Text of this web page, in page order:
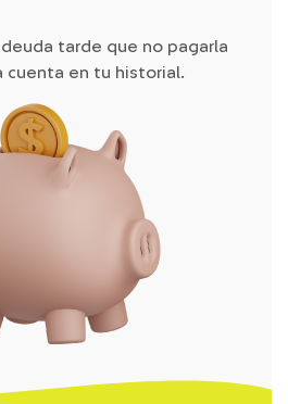
tarde que no pagarla
cuenta en tu historial.